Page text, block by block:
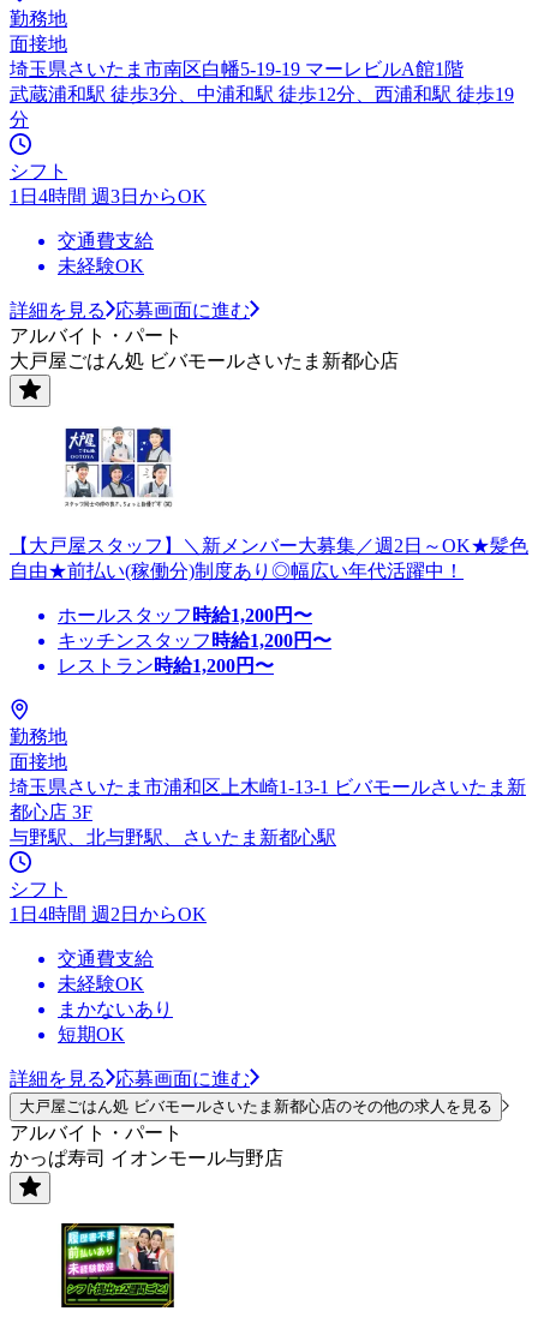
勤務地
面接地
埼玉県さいたま市南区白幡5-19-19 マーレビルA館1階
武蔵浦和駅 徒歩3分、中浦和駅 徒歩12分、西浦和駅 徒歩19
分
シフト
1日4時間 週3日からOK
交通費支給
未経験OK
詳細を見る
応募画面に進む
アルバイト・パート
大戸屋ごはん処 ビバモールさいたま新都心店
【大戸屋スタッフ】＼新メンバー大募集／週2日～OK★髪色
自由★前払い(稼働分)制度あり◎幅広い年代活躍中！
ホールスタッフ 時給1,200円〜
キッチンスタッフ 時給1,200円〜
レストラン時給1,200円〜
勤務地
面接地
埼玉県さいたま市浦和区上木崎1-13-1 ビバモールさいたま新
都心店 3F
与野駅、北与野駅、さいたま新都心駅
シフト
1日4時間 週2日からOK
交通費支給
未経験OK
まかないあり
短期OK
詳細を見る 応募画面に進む
大戸屋ごはん処 ビバモールさいたま新都心店のその他の求人を見る
アルバイト・パート
かっぱ寿司 イオンモール与野店